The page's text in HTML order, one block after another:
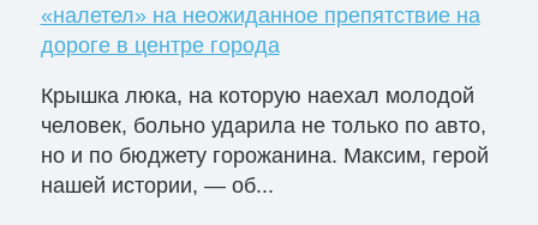
«налетел» на неожиданное препятствие на
дороге в центре города
Крышка люка, на которую наехал молодой
человек, больно ударила не только по авто,
но и по бюджету горожанина. Максим, герой
нашей истории, — об...